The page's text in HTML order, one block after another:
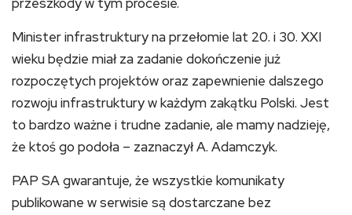
Minister infrastruktury na przełomie lat 20. i 30. XXI
wieku będzie miał za zadanie dokończenie już
rozpoczętych projektów oraz zapewnienie dalszego
rozwoju infrastruktury w każdym zakątku Polski. Jest
to bardzo ważne i trudne zadanie, ale mamy nadzieję,
że ktoś go podoła – zaznaczył A. Adamczyk.
PAP SA gwarantuje, że wszystkie komunikaty
publikowane w serwisie są dostarczane bez